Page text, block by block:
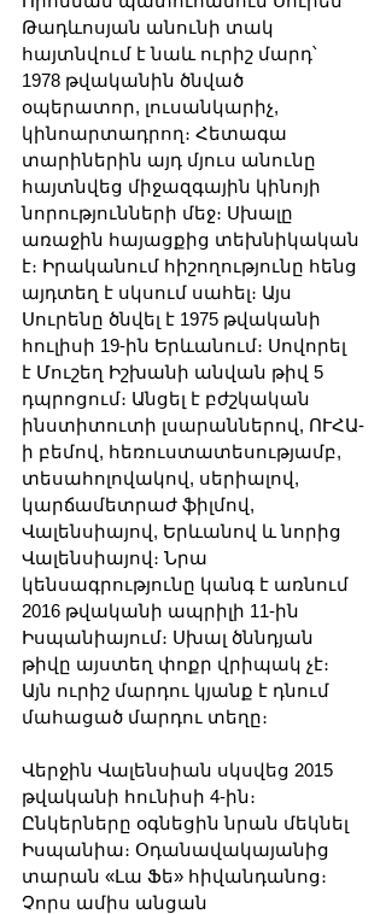
Թադևոսյան անունի տակ
հայտնվում է նաև ուրիշ մարդ՝
1978 թվականին ծնված
օպերատոր, լուսանկարիչ,
կինոարտադրող։ Հետագա
տարիներին այդ մյուս անունը
հայտնվեց միջազգային կինոյի
նորությունների մեջ։ Սխալը
առաջին հայացքից տեխնիկական
է։ Իրականում հիշողությունը հենց
այդտեղ է սկսում սահել։ Այս
Սուրենը ծնվել է 1975 թվականի
հուլիսի 19-ին Երևանում։ Սովորել
է Մուշեղ Իշխանի անվան թիվ 5
դպրոցում։ Անցել է բժշկական
ինստիտուտի լսարաններով, ՈՒՀԱ-
ի բեմով, հեռուստատեսությամբ,
տեսահոլովակով, սերիալով,
կարճամետրաժ ֆիլմով,
Վալենսիայով, Երևանով և նորից
Վալենսիայով։ Նրա
կենսագրությունը կանգ է առնում
2016 թվականի ապրիլի 11-ին
Իսպանիայում։ Սխալ ծննդյան
թիվը այստեղ փոքր վրիպակ չէ։
Այն ուրիշ մարդու կյանք է դնում
մահացած մարդու տեղը։
Վերջին Վալենսիան սկսվեց 2015
թվականի հունիսի 4-ին։
Ընկերները օգնեցին նրան մեկնել
Իսպանիա։ Օդանավակայանից
տարան «Լա Ֆե» հիվանդանոց։
Չորս ամիս անցան